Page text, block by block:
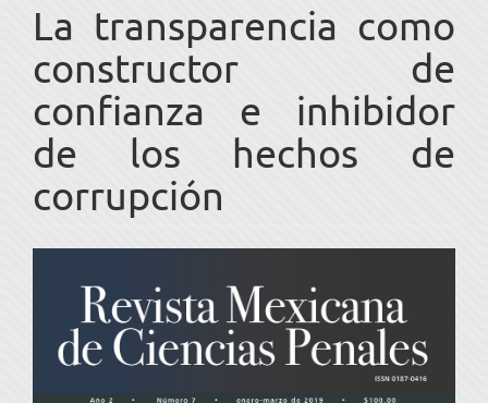
La transparencia como
constructor de
confianza e inhibidor
de los hechos de
corrupción
lateral
del
artículo